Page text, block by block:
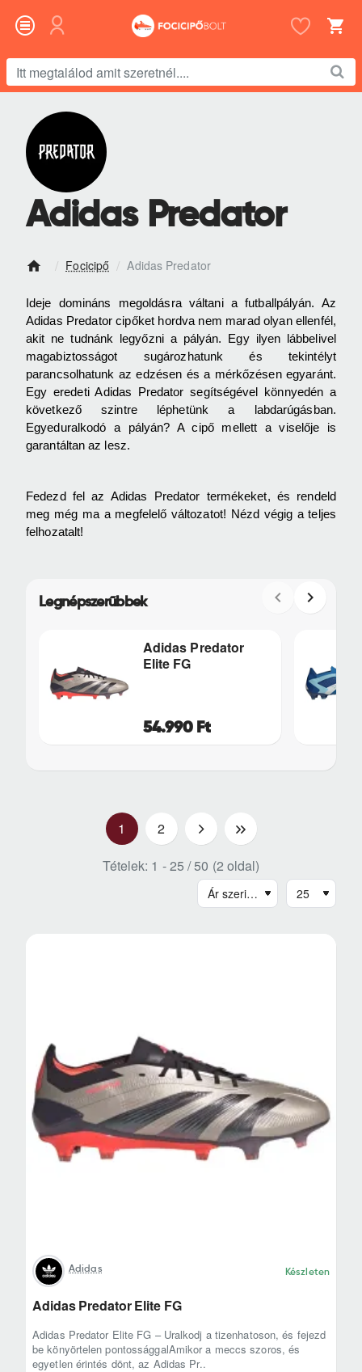
megtalálod
szeretnél....
Adidas Predator
o
m
Focicipő Adidas Predator
Ideje domináns megoldásra váltani a futballpályán. Az
Adidas Predator cipőket hordva nem marad olyan ellenfél,
akit ne tudnánk legyőzni a pályán. Egy ilyen lábbelivel
magabiztosságot sugározhatunk és tekintélyt
parancsolhatunk az edzésen és a mérkőzésen egyaránt.
Egy eredeti Adidas Predator segítségével könnyedén a
következő szintre léphetünk a labdarúgásban.
Egyeduralkodó a pályán? A cipő mellett a viselője is
garantáltan az lesz.
Fedezd fel az Adidas Predator termékeket, és rendeld
meg még ma a megfelelő változatot! Nézd végig a teljes
felhozatalt!
Legnépszerűbbek
Adidas Predator
Elite FG
54.990 Ft
1 2 >
>|
Tételek: 1 - 25 / 50 (2 oldal)
Adidas Készleten
Adidas Predator Elite FG
Adidas Predator Elite FG – Uralkodj a tizenhatoson, és fejezd
be könyörtelen pontossággalAmikor a meccs szoros, és
egyetlen érintés dönt, az Adidas Pr..